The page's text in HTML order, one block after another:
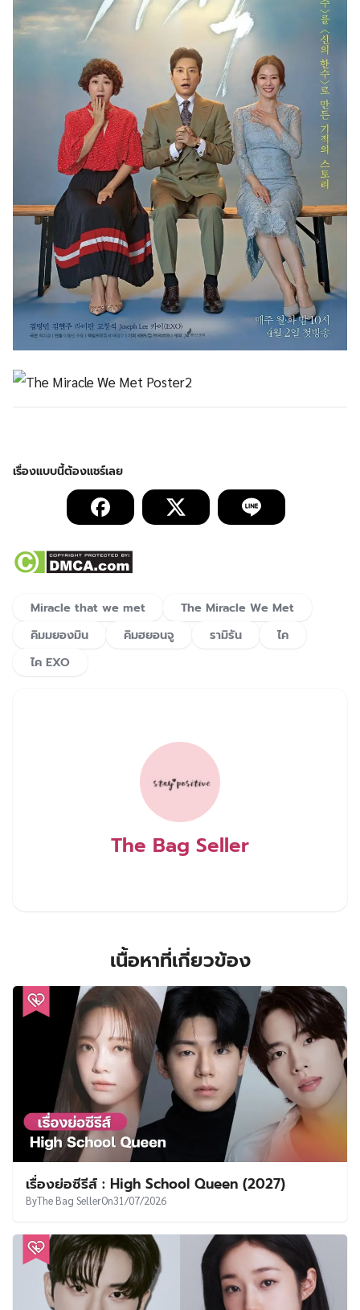
Miracle that we met
The Miracle We Met
คิมมยองมิน
คิมฮยอนจู รามิรัน
ไค
ไค EXO
The Bag Seller
เนื้อหาที่เกี่ยวข้อง
เรื่องย่อซีรีส์ : High School Queen (2027)
ByThe Bag SellerOn31/07/2026